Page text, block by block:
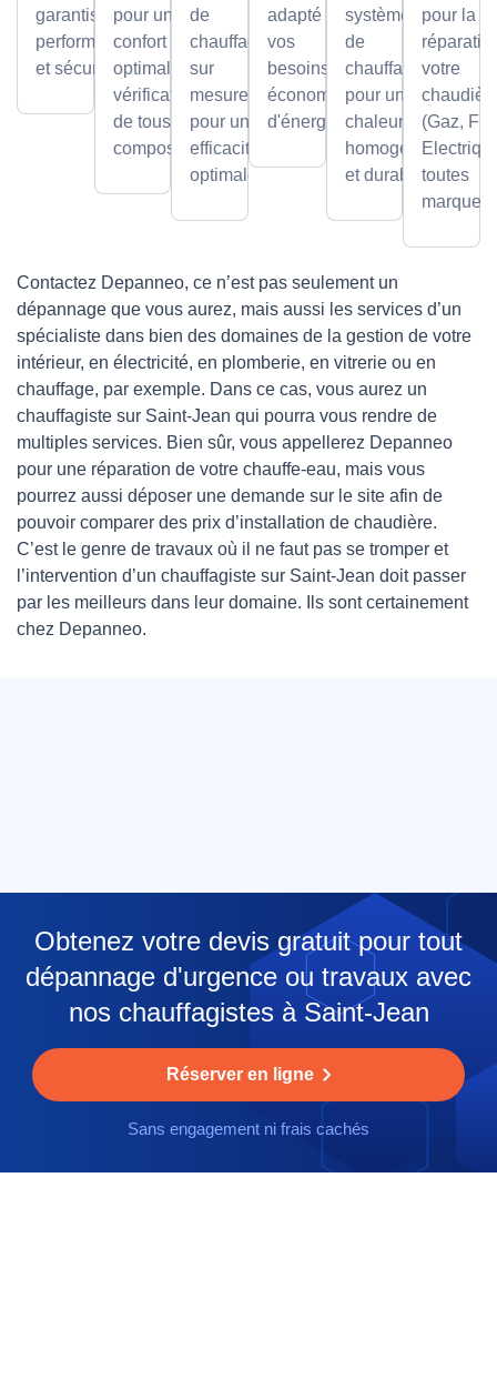
garantissant
performance
et sécurité.
pour un
confort
optimal avec
vérification
de tous les
composants.
de
chauffage
sur
mesure,
pour une
efficacité
optimale.
adapté à
vos
besoins et
économies
d'énergie.
systèmes
de
chauffage
pour une
chaleur
homogène
et durable.
pour la
votre
(Gaz,
toutes
marques.
Contactez Depanneo, ce n’est pas seulement un
dépannage que vous aurez, mais aussi les services d’un
spécialiste dans bien des domaines de la gestion de votre
intérieur, en électricité, en plomberie, en vitrerie ou en
chauffage, par exemple. Dans ce cas, vous aurez un
chauffagiste sur Saint-Jean qui pourra vous rendre de
multiples services. Bien sûr, vous appellerez Depanneo
pour une réparation de votre chauffe-eau, mais vous
pourrez aussi déposer une demande sur le site afin de
pouvoir comparer des prix d’installation de chaudière.
C’est le genre de travaux où il ne faut pas se tromper et
l’intervention d’un chauffagiste sur Saint-Jean doit passer
par les meilleurs dans leur domaine. Ils sont certainement
chez Depanneo.
Obtenez votre devis gratuit pour tout
dépannage d'urgence ou travaux avec
nos chauffagistes à Saint-Jean
Réserver en ligne
Sans engagement ni frais cachés